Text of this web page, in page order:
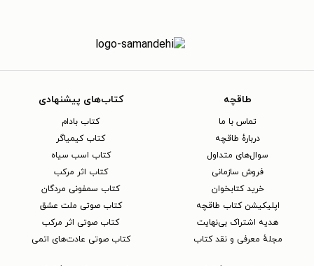
طاقچه
تماس با ما
دربارهٔ طاقچه
سوال‌های متداول
فروش سازمانی
خرید کتابخوان
اپلیکیشن کتاب طاقچه
هدیه اشتراک بی‌نهایت
مجلهٔ معرفی و نقد کتاب
کتاب‌های پیشنهادی
کتاب بادام
کتاب کیمیاگر
کتاب اسب سیاه
کتاب اثر مرکب
کتاب سمفونی مردگان
کتاب صوتی ملت عشق
کتاب صوتی اثر مرکب
کتاب صوتی عادت‌های اتمی